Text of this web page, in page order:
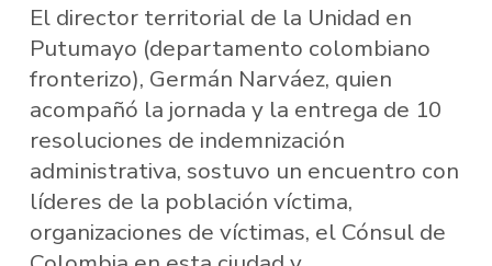
El director territorial de la Unidad en
Putumayo (departamento colombiano
fronterizo), Germán Narváez, quien
acompañó la jornada y la entrega de 10
resoluciones de indemnización
administrativa, sostuvo un encuentro con
líderes de la población víctima,
organizaciones de víctimas, el Cónsul de